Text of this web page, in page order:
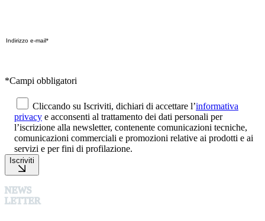
*Campi obbligatori
Cliccando su Iscriviti, dichiari di accettare l’informativa
privacy e acconsenti al trattamento dei dati personali per
l’iscrizione alla newsletter, contenente comunicazioni tecniche,
comunicazioni commerciali e promozioni relative ai prodotti e ai
servizi e per fini di profilazione.
Iscriviti
NEWS
LETTER